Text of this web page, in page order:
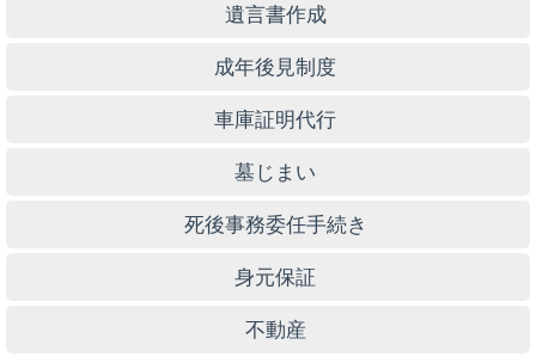
遺言書作成
成年後見制度
車庫証明代行
墓じまい
死後事務委任手続き
身元保証
不動産